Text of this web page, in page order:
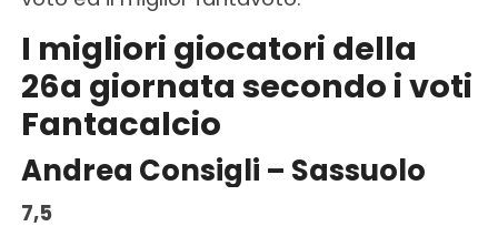
I migliori giocatori della
26a giornata secondo i voti
Fantacalcio
Andrea Consigli – Sassuolo
7,5